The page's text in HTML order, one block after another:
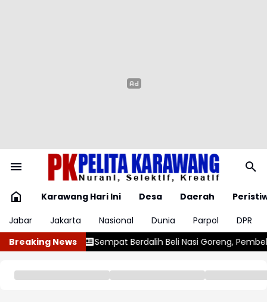
Karawang Hari Ini Desa Daerah
Jabar
Jakarta Nasional Dunia Parpol
DPR
Breaking News
Beli Nasi Goreng, Pembeli Sabu Modus Tempel Diringkus